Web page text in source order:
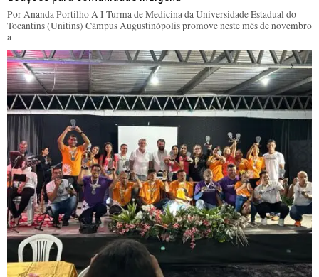
Por Ananda Portilho A I Turma de Medicina da Universidade Estadual do
Tocantins (Unitins) Câmpus Augustinópolis promove neste mês de novembro
a